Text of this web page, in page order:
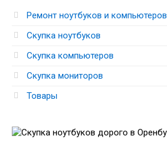
Ремонт ноутбуков и компьютеров
Скупка ноутбуков
Скупка компьютеров
Скупка мониторов
Товары